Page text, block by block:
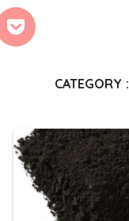
CATEGORY :